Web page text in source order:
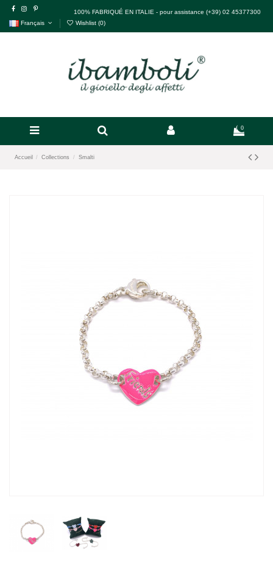
100% FABRIQUÉ EN ITALIE - pour assistance (+39) 02 45377300
Français
Wishlist (0)
0
Accueil Collections Smalti